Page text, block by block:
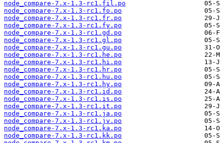
node_compare-7.x-1.3-rc1.fil.po
node_compare-7.x-1.3-rc1.fo.po
node_compare-7.x-1.3-rc1.fr.po
node_compare-7.x-1.3-rc1.fy.po
node_compare-7.x-1.3-rc1.gd.po
node_compare-7.x-1.3-rc1.gl.po
node_compare-7.x-1.3-rc1.gu.po
node_compare-7.x-1.3-rc1.he.po
node_compare-7.x-1.3-rc1.hi.po
node_compare-7.x-1.3-rc1.hr.po
node_compare-7.x-1.3-rc1.hu.po
node_compare-7.x-1.3-rc1.hy.po
node_compare-7.x-1.3-rc1.id.po
node_compare-7.x-1.3-rc1.is.po
node_compare-7.x-1.3-rc1.it.po
node_compare-7.x-1.3-rc1.ja.po
node_compare-7.x-1.3-rc1.jv.po
node_compare-7.x-1.3-rc1.ka.po
node_compare-7.x-1.3-rc1.kk.po